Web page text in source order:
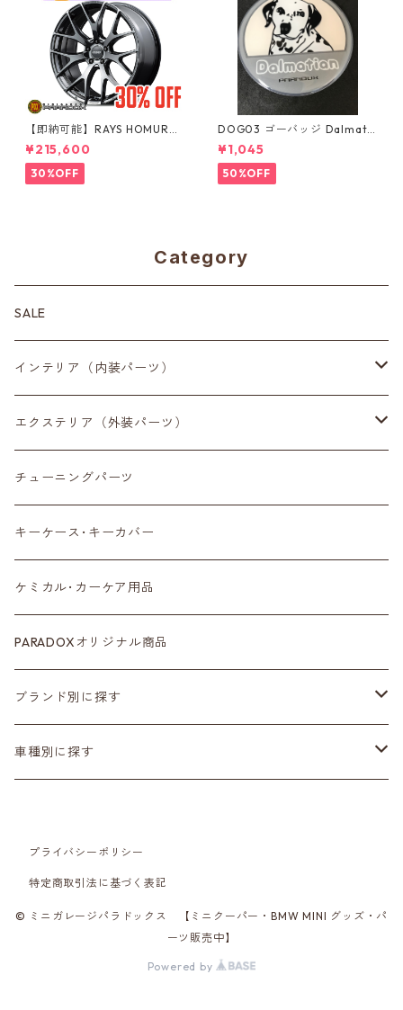
【即納可能】RAYS HOMURA
2x7FT ブラッククロームコー
ティング 18インチ 4本セット
¥215,600
30%OFF
DOG03 ゴーバッジ Dalmatia
n
¥1,045
50%OFF
Category
SALE
インテリア（内装パーツ）
収納小物
スマートフォン
センターディスプレイ
ルームミラー
カラーシートベルト
カーボン
ステアリング
CABANA
CRAFTPLUS
フロアマット
エクステリア（外装パーツ）
サイドミラー
アンテナ
タイヤ
ホイール
サスペンション･車高調
ヘッドランプ
ブラックアウト
カーボン
チューニングパーツ
キーケース･キーカバー
ケミカル･カーケア用品
PARADOXオリジナル商品
ブランド別に探す
Adam’ｓ Polishes
Amistad leather
CABANA
車種別に探す
第二世代 R55~61
第三世代 F54/55/56/57/60
第四世代 F65/66/67・J01/05・U25
プライバシーポリシー
特定商取引法に基づく表記
© ミニガレージパラドックス 【ミニクーパー・BMW MINI グッズ・パ
ーツ販売中】
Powered by